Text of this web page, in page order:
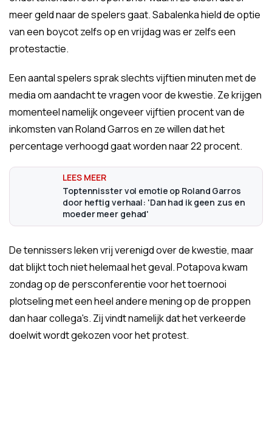
meer geld naar de spelers gaat. Sabalenka hield de optie
van een boycot zelfs op en vrijdag was er zelfs een
protestactie.
Een aantal spelers sprak slechts vijftien minuten met de
media om aandacht te vragen voor de kwestie. Ze krijgen
momenteel namelijk ongeveer vijftien procent van de
inkomsten van Roland Garros en ze willen dat het
percentage verhoogd gaat worden naar 22 procent.
Toptennisster vol emotie op Roland Garros
door heftig verhaal: 'Dan had ik geen zus en
moeder meer gehad'
De tennissers leken vrij verenigd over de kwestie, maar
dat blijkt toch niet helemaal het geval. Potapova kwam
zondag op de persconferentie voor het toernooi
plotseling met een heel andere mening op de proppen
dan haar collega's. Zij vindt namelijk dat het verkeerde
doelwit wordt gekozen voor het protest.